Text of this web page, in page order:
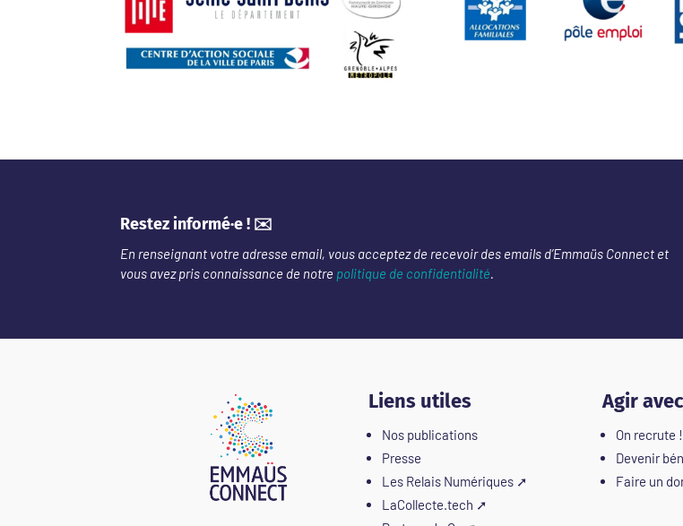
Restez informé·e ! ✉️
En renseignant votre adresse email, vous acceptez de recevoir des emails d’Emmaüs Connect et
vous avez pris connaissance de notre politique de confidentialité.
Liens utiles
Nos publications
Presse
Les Relais Numériques➚
LaCollecte.tech ➚
Agir
On recrute !
Devenir
Faire un